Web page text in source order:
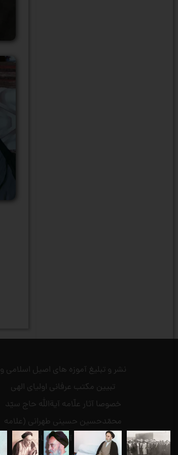
نشر و تبلیغ آموزه های اصیل اسلامی و
تبیین مکتب عرفانی اولیای الهی
خصوصا آثار علّامه آیةالله حاج سیّد
محمّدحسین حسینی طهرانی (علامه
طهرانی) .و آیةالله حاج سیّد